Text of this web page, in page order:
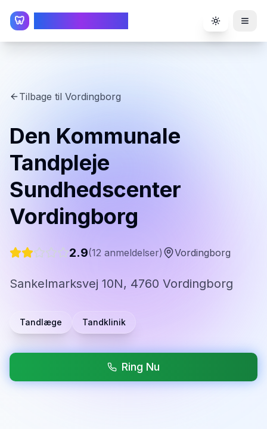
🦷 Toggle
Tilbage til Vordingborg
Den Kommunale
Tandpleje
Sundhedscenter
Vordingborg
2.9(12 anmeldelser) Vordingborg
Sankelmarksvej 10N, 4760 Vordingborg
Tandlæge Tandklinik
Ring Nu